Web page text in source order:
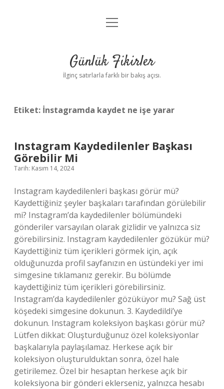
Anasayfa
Yasal Uyarı
menüyü
Günlük Fikirler
İlginç satırlarla farklı bir bakış açısı.
Etiket: İnstagramda kaydet ne işe yarar
Instagram Kaydedilenler Başkası
Görebilir Mi
Tarih: Kasım 14, 2024
Instagram kaydedilenleri başkası görür mü?
Kaydettiğiniz şeyler başkaları tarafından görülebilir
mi? Instagram’da kaydedilenler bölümündeki
gönderiler varsayılan olarak gizlidir ve yalnızca siz
görebilirsiniz. Instagram kaydedilenler gözükür mü?
Kaydettiğiniz tüm içerikleri görmek için, açık
olduğunuzda profil sayfanızın en üstündeki yer imi
simgesine tıklamanız gerekir. Bu bölümde
kaydettiğiniz tüm içerikleri görebilirsiniz.
Instagram’da kaydedilenler gözüküyor mu? Sağ üst
köşedeki simgesine dokunun. 3. Kaydedildi’ye
dokunun. Instagram koleksiyon başkası görür mü?
Lütfen dikkat: Oluşturduğunuz özel koleksiyonlar
başkalarıyla paylaşılamaz. Herkese açık bir
koleksiyon oluşturulduktan sonra, özel hale
getirilemez. Özel bir hesaptan herkese açık bir
koleksiyona bir gönderi eklerseniz, yalnızca hesabı